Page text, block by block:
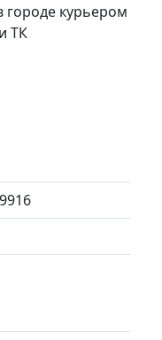
городе курьером
ТК